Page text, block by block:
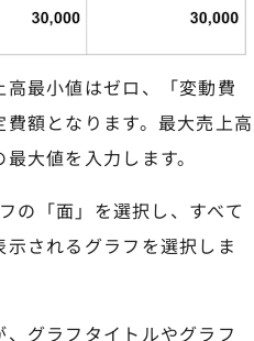
最小値はゼロ、「変動費
額となります。最大売上高
大値を入力します。
の「面」を選択し、すべて
されるグラフを選択しま
グラフタイトルやグラフ